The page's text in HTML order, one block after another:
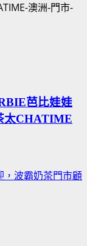
芭比娃娃
太CHATIME
，波霸奶茶門市顧